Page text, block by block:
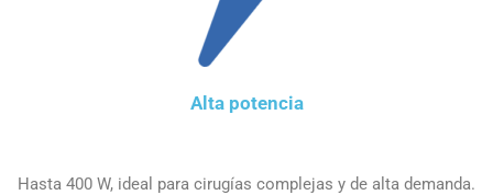
Alta potencia
Hasta 400 W, ideal para cirugías complejas y de alta demanda.